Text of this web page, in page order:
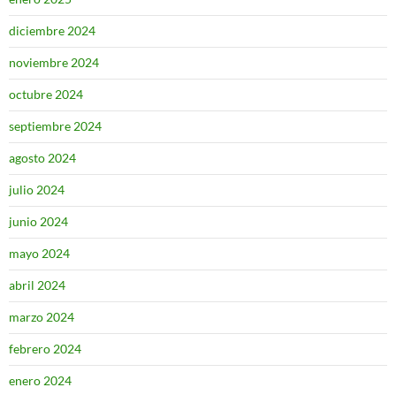
diciembre 2024
noviembre 2024
octubre 2024
septiembre 2024
agosto 2024
julio 2024
junio 2024
mayo 2024
abril 2024
marzo 2024
febrero 2024
enero 2024